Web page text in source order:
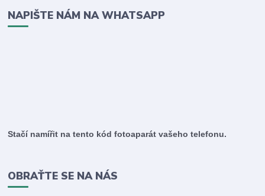
NAPIŠTE NÁM NA WHATSAPP
Stačí namířit na tento kód fotoaparát vašeho telefonu.
OBRAŤTE SE NA NÁS